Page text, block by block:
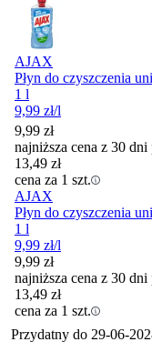
AJAX
Płyn do czyszczenia
1 l
9,99 zł/l
9,99 zł
najniższa cena z 30
13,49 zł
cena za 1 szt.
AJAX
Płyn do czyszczenia
1 l
9,99 zł/l
9,99 zł
najniższa cena z 30
13,49 zł
cena za 1 szt.
Przydatny do 29-06-